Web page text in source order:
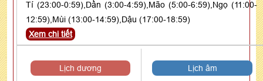
Tí (23:00-0:59),Dần (3:00-4:59),Mão (5:00-6:59),Ngọ (11:00-
12:59),Mùi (13:00-14:59),Dậu (17:00-18:59)
Xem chi tiết
Lịch dương Lịch âm